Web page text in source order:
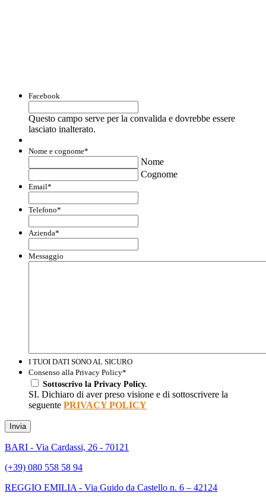
Facebook
Questo campo serve per la convalida e dovrebbe essere
lasciato inalterato.
Nome e cognome*
Nome
Cognome
Email*
Telefono*
Azienda*
Messaggio
I TUOI DATI SONO AL SICURO
Consenso alla Privacy Policy*
Sottoscrivo la Privacy Policy.
SI. Dichiaro di aver preso visione e di sottoscrivere la
seguente PRIVACY POLICY
Invia
BARI - Via Cardassi, 26 - 70121
(+39) 080 558 58 94
REGGIO EMILIA - Via Guido da Castello n. 6 – 42124